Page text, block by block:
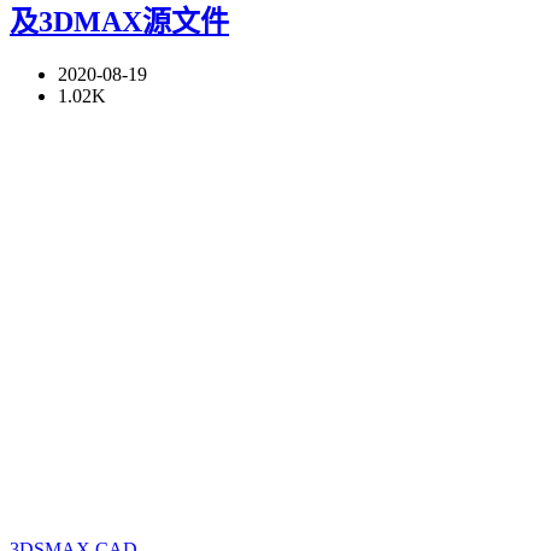
及3DMAX源文件
2020-08-19
1.02K